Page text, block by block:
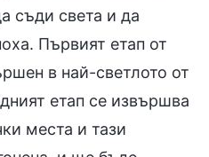
съди света и да
Първият етап от
в най-светлото от
етап се извършва
места и тази